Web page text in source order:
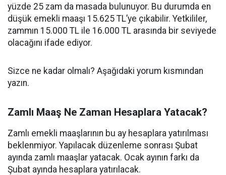
yüzde 25 zam da masada bulunuyor. Bu durumda en
düşük emekli maaşı 15.625 TL’ye çıkabilir. Yetkililer,
zammın 15.000 TL ile 16.000 TL arasında bir seviyede
olacağını ifade ediyor.
Sizce ne kadar olmalı? Aşağıdaki yorum kısmından
yazın.
Zamlı Maaş Ne Zaman Hesaplara Yatacak?
Zamlı emekli maaşlarının bu ay hesaplara yatırılması
beklenmiyor. Yapılacak düzenleme sonrası Şubat
ayında zamlı maaşlar yatacak. Ocak ayının farkı da
Şubat ayında hesaplara yatırılacak.